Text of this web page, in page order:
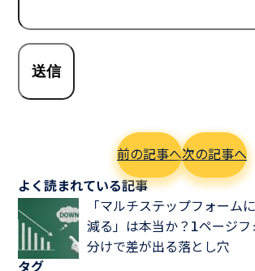
前の記事へ次の記事へ
よく読まれている記事
「マルチステップフォーム
減る」は本当か？1ページフ
分けで差が出る落とし穴